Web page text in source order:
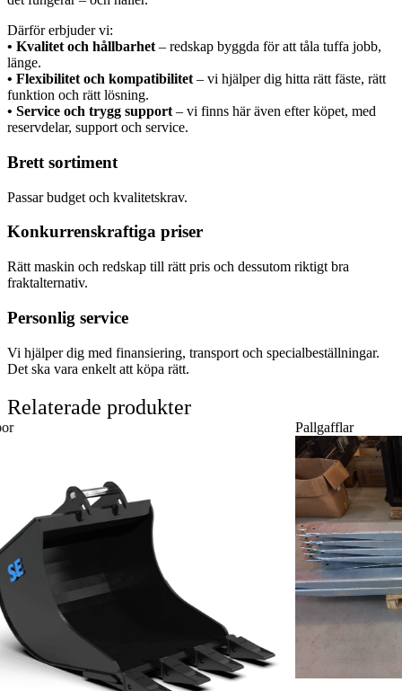
Därför erbjuder vi:
• Kvalitet och hållbarhet – redskap byggda för att tåla tuffa jobb,
länge.
• Flexibilitet och kompatibilitet – vi hjälper dig hitta rätt fäste, rätt
funktion och rätt lösning.
• Service och trygg support – vi finns här även efter köpet, med
reservdelar, support och service.
Brett sortiment
Passar budget och kvalitetskrav.
Konkurrenskraftiga priser
Rätt maskin och redskap till rätt pris och dessutom riktigt bra
fraktalternativ.
Personlig service
Vi hjälper dig med finansiering, transport och specialbeställningar.
Det ska vara enkelt att köpa rätt.
Relaterade produkter